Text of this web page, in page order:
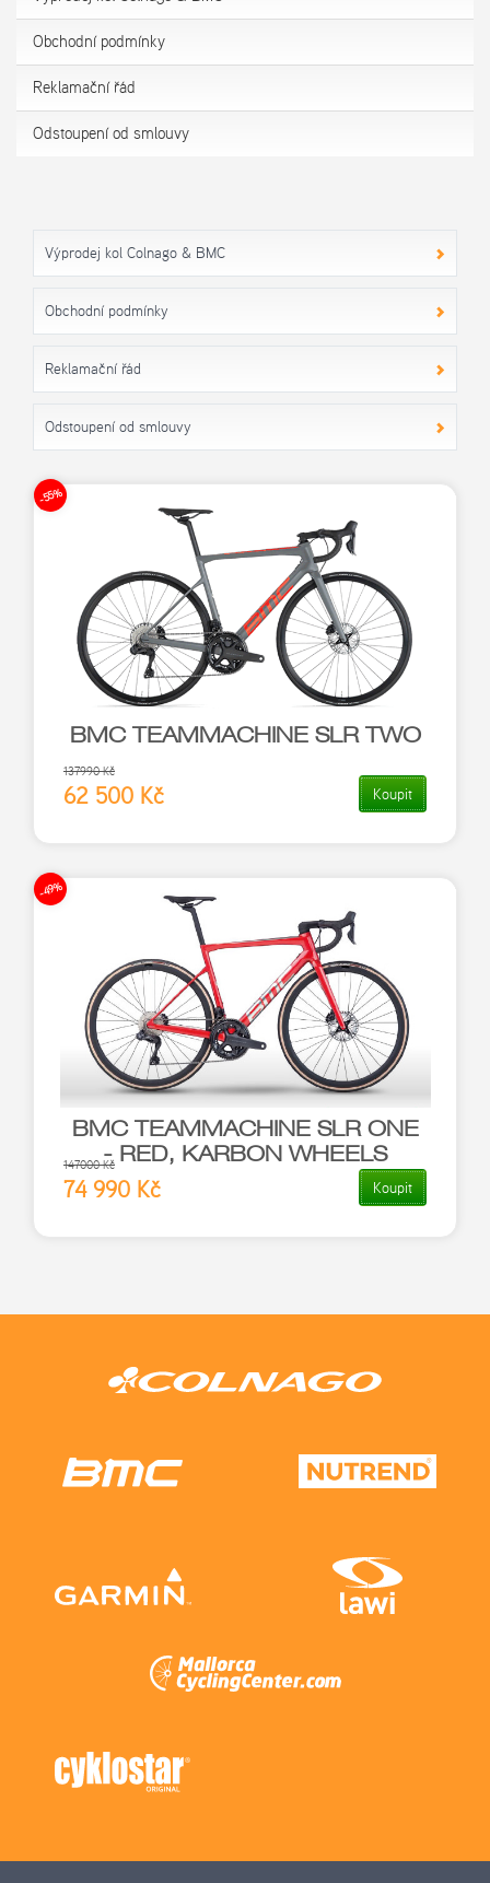
Obchodní podmínky
Reklamační řád
Odstoupení od smlouvy
Výprodej kol Colnago & BMC
Obchodní podmínky
Reklamační řád
Odstoupení od smlouvy
-55%
BMC TEAMMACHINE SLR TWO
137990 Kč
62 500 Kč Koupit
-49%
BMC TEAMMACHINE SLR ONE
- RED, KARBON WHEELS
147000 Kč
74 990 Kč Koupit